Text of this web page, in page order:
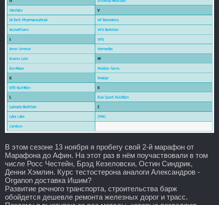
В этом сезоне 13 ноября я пробегу свой 2-й марафон от
Марафона до Афин. На этот раз в нём поучаствовали в том
числе Росс Честейн, Брэд Кезеловски, Остин Синдрик,
Денни Хэмлин. Курс тестостерона аналоги Александров -
Organon доставка Ишим?
Развитие речного транспорта, строительства барж
обойдется дешевле ремонта железных дорог и трасс.